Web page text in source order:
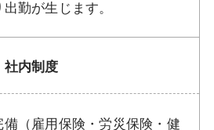
勤が生じます。
社内制度
備（雇用保険・労災保険・健